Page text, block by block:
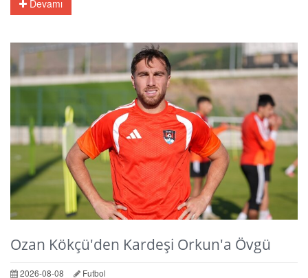
Devamı
Ozan Kökçü'den Kardeşi Orkun'a Övgü
2026-08-08 Futbol